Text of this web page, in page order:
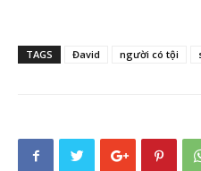
TAGS Đavid người có tội